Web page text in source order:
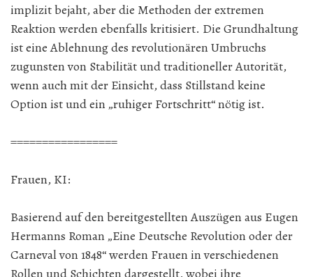
implizit bejaht, aber die Methoden der extremen
Reaktion werden ebenfalls kritisiert. Die Grundhaltung
ist eine Ablehnung des revolutionären Umbruchs
zugunsten von Stabilität und traditioneller Autorität,
wenn auch mit der Einsicht, dass Stillstand keine
Option ist und ein „ruhiger Fortschritt“ nötig ist.
=================
Frauen, KI:
Basierend auf den bereitgestellten Auszügen aus Eugen
Hermanns Roman „Eine Deutsche Revolution oder der
Carneval von 1848“ werden Frauen in verschiedenen
Rollen und Schichten dargestellt, wobei ihre